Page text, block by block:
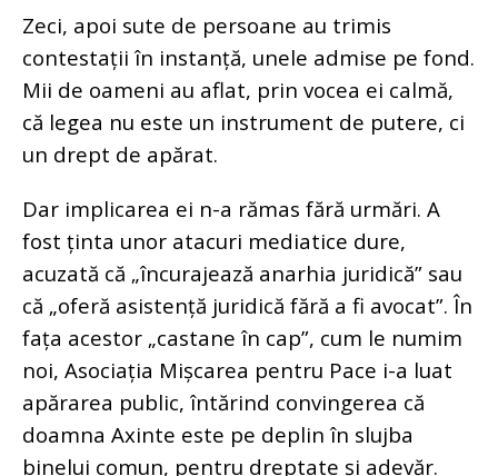
Zeci, apoi sute de persoane au trimis
contestații în instanță, unele admise pe fond.
Mii de oameni au aflat, prin vocea ei calmă,
că legea nu este un instrument de putere, ci
un drept de apărat.
Dar implicarea ei n-a rămas fără urmări. A
fost ținta unor atacuri mediatice dure,
acuzată că „încurajează anarhia juridică” sau
că „oferă asistență juridică fără a fi avocat”. În
fața acestor „castane în cap”, cum le numim
noi, Asociația Mișcarea pentru Pace i-a luat
apărarea public, întărind convingerea că
doamna Axinte este pe deplin în slujba
binelui comun, pentru dreptate și adevăr.